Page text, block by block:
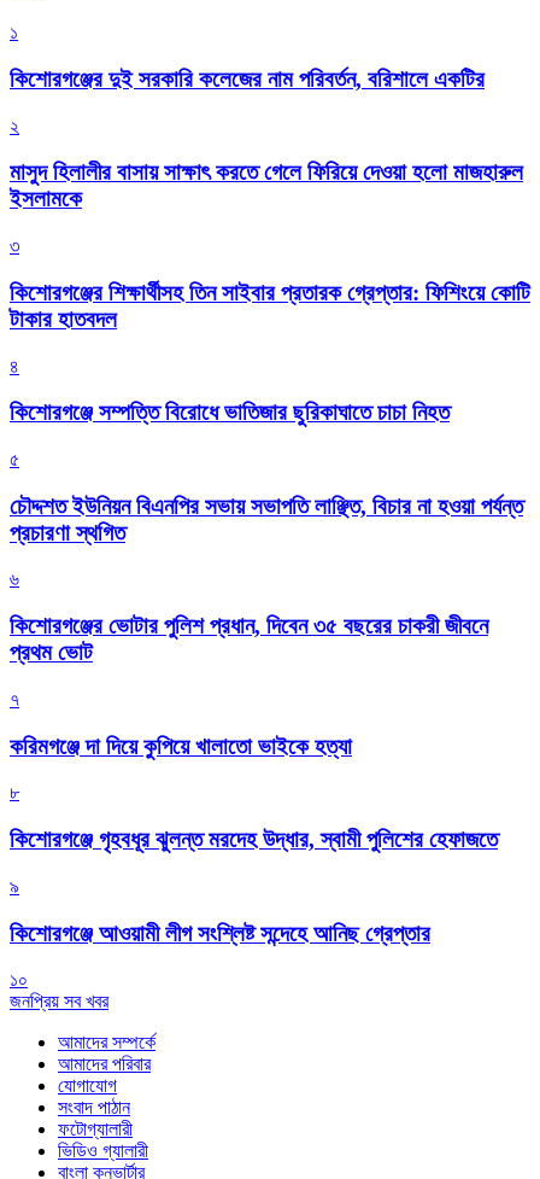
১
কিশোরগঞ্জের দুই সরকারি কলেজের নাম পরিবর্তন, বরিশালে একটির
২
মাসুদ হিলালীর বাসায় সাক্ষাৎ করতে গেলে ফিরিয়ে দেওয়া হলো মাজহারুল
ইসলামকে
৩
কিশোরগঞ্জের শিক্ষার্থীসহ তিন সাইবার প্রতারক গ্রেপ্তার: ফিশিংয়ে কোটি
টাকার হাতবদল
৪
কিশোরগঞ্জে সম্পত্তি বিরোধে ভাতিজার ছুরিকাঘাতে চাচা নিহত
৫
চৌদ্দশত ইউনিয়ন বিএনপির সভায় সভাপতি লাঞ্ছিত, বিচার না হওয়া পর্যন্ত
প্রচারণা স্থগিত
৬
কিশোরগঞ্জের ভোটার পুলিশ প্রধান, দিবেন ৩৫ বছরের চাকরী জীবনে
প্রথম ভোট
৭
করিমগঞ্জে দা দিয়ে কুপিয়ে খালাতো ভাইকে হত্যা
৮
কিশোরগঞ্জে গৃহবধূর ঝুলন্ত মরদেহ উদ্ধার, স্বামী পুলিশের হেফাজতে
৯
কিশোরগঞ্জে আওয়ামী লীগ সংশ্লিষ্ট সন্দেহে আনিছ গ্রেপ্তার
১০
জনপ্রিয় সব খবর
আমাদের সম্পর্কে
আমাদের পরিবার
যোগাযোগ
সংবাদ পাঠান
ফটোগ্যালারী
ভিডিও গ্যালারী
বাংলা কনভার্টার